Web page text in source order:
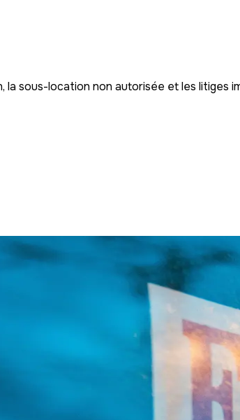
sous-location non autorisée et les litiges